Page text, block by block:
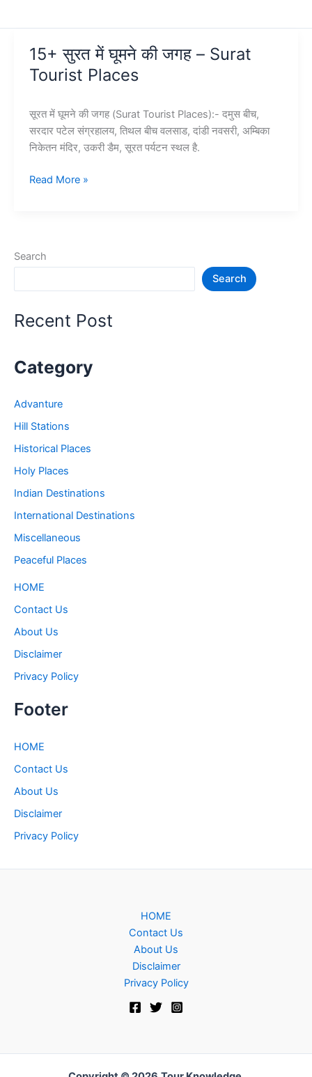
15+ सुरत में घूमने की जगह – Surat
Tourist Places
सूरत में घूमने की जगह (Surat Tourist Places):- दमुस बीच,
सरदार पटेल संग्रहालय, तिथल बीच वलसाड, दांडी नवसरी, अम्बिका
निकेतन मंदिर, उकरी डैम, सूरत पर्यटन स्थल है.
15+
जगह
Places
Read More »
Search
Search
Recent Post
Category
Advanture
Hill Stations
Historical Places
Holy Places
Indian Destinations
International Destinations
Miscellaneous
Peaceful Places
HOME
Contact Us
About Us
Disclaimer
Privacy Policy
Footer
HOME
Contact Us
About Us
Disclaimer
Privacy Policy
HOME
Contact Us
About Us
Disclaimer
Privacy Policy